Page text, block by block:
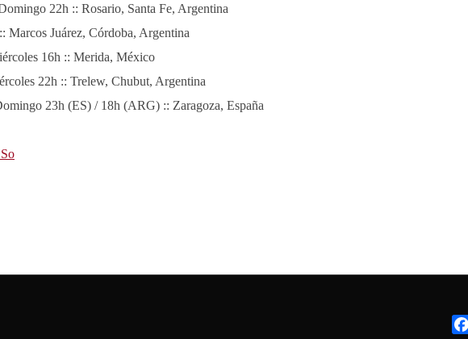
22h :: Rosario, Santa Fe, Argentina
Marcos Juárez, Córdoba, Argentina
16h :: Merida, México
22h :: Trelew, Chubut, Argentina
23h (ES) / 18h (ARG) :: Zaragoza, España